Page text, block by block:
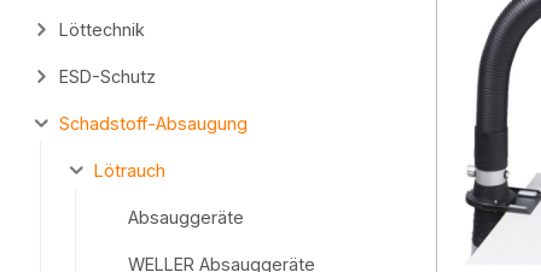
Löttechnik
ESD-Schutz
Schadstoff-Absaugung
Lötrauch
Absauggeräte
WELLER Absauggeräte